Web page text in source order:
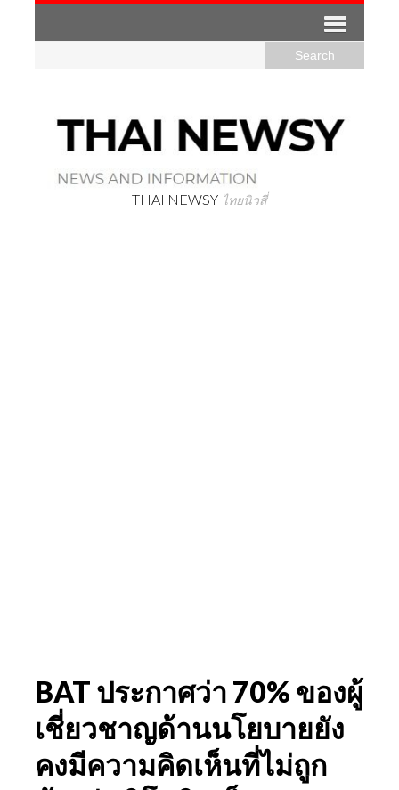
THAI NEWSY ไทยนิวสี่
BAT ประกาศว่า 70% ของผู้
เชี่ยวชาญด้านนโยบายยัง
คงมีความคิดเห็นที่ไม่ถูก